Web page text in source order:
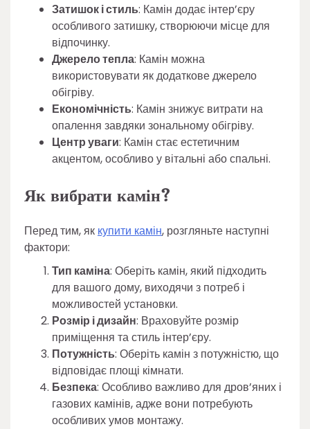
Затишок і стиль: Камін додає інтер’єру
особливого затишку, створюючи місце для
відпочинку.
Джерело тепла: Камін можна
використовувати як додаткове джерело
обігріву.
Економічність: Камін знижує витрати на
опалення завдяки зональному обігріву.
Центр уваги: Камін стає естетичним
акцентом, особливо у вітальні або спальні.
Як вибрати камін?
Перед тим, як купити камін, розгляньте наступні
фактори:
Тип каміна: Оберіть камін, який підходить
для вашого дому, виходячи з потреб і
можливостей установки.
Розмір і дизайн: Враховуйте розмір
приміщення та стиль інтер’єру.
Потужність: Оберіть камін з потужністю, що
відповідає площі кімнати.
Безпека: Особливо важливо для дров’яних і
газових камінів, адже вони потребують
особливих умов монтажу.